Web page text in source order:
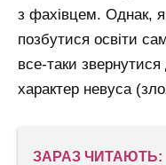
з фахівцем. Однак,
позбутися освіти
все-таки звернутися
характер невуса
ЗАРАЗ ЧИТАЮТЬ: